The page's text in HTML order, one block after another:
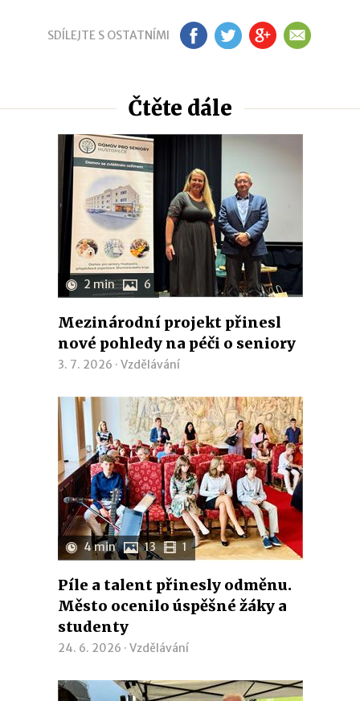
SDÍLEJTE S OSTATNÍMI FB TW GP EM
Čtěte dále
2 min 6
Mezinárodní projekt přinesl
nové pohledy na péči o seniory
3. 7. 2026 · Vzdělávání
4 min 13 1
Píle a talent přinesly odměnu.
Město ocenilo úspěšné žáky a
studenty
24. 6. 2026 · Vzdělávání